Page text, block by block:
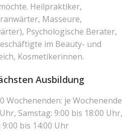
Heilpraktiker,
Masseure,
Psychologische Berater,
im Beauty- und
Kosmetikerinnen.
Ausbildung
Wochenenden: je Wochenende
Samstag: 9:00 bis 18:00 Uhr,
bis 14:00 Uhr